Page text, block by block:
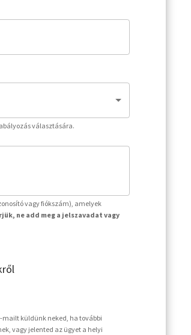
választására.
vagy fiókszám), amelyek
ne add meg a jelszavadat vagy
mailt küldünk neked, ha további
vagy jelented az ügyet a helyi